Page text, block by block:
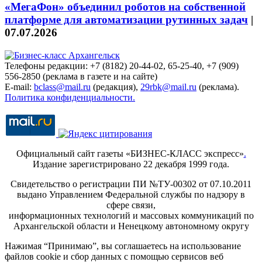
«МегаФон» объединил роботов на собственной
платформе для автоматизации рутинных задач |
07.07.2026
Телефоны редакции: +7 (8182) 20-44-02, 65-25-40, +7 (909)
556-2850 (реклама в газете и на сайте)
E-mail: bclass@mail.ru (редакция), 29rbk@mail.ru (реклама).
Политика конфиденциальности.
Официальный сайт газеты «БИЗНЕС-КЛАСС экспресс».
Издание зарегистрировано 22 декабря 1999 года.
Свидетельство о регистрации ПИ №ТУ-00302 от 07.10.2011
выдано Управлением Федеральной службы по надзору в
сфере связи,
информационных технологий и массовых коммуникаций по
Архангельской области и Ненецкому автономному округу
Нажимая “Принимаю”, вы соглашаетесь на использование
файлов cookie и сбор данных с помощью сервисов веб